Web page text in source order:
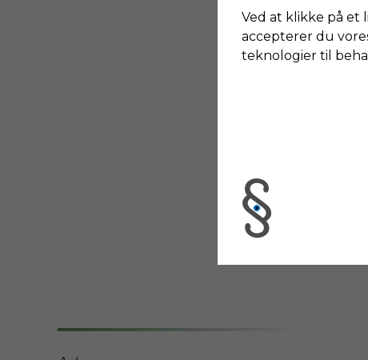
Ved at klikke på et
accepterer du
teknologier til